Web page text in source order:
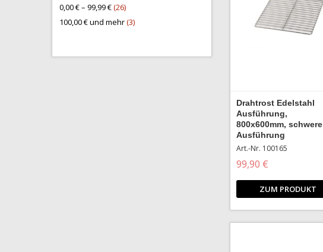
0,00 €– 99,99 € 26Artikel
100,00 €und mehr 3Artikel
Drahtrost Edelstahl
Ausführung,
800x600mm, schwere
Ausführung
Art.-Nr. 100165
99,90 €
ZUM PRODUKT